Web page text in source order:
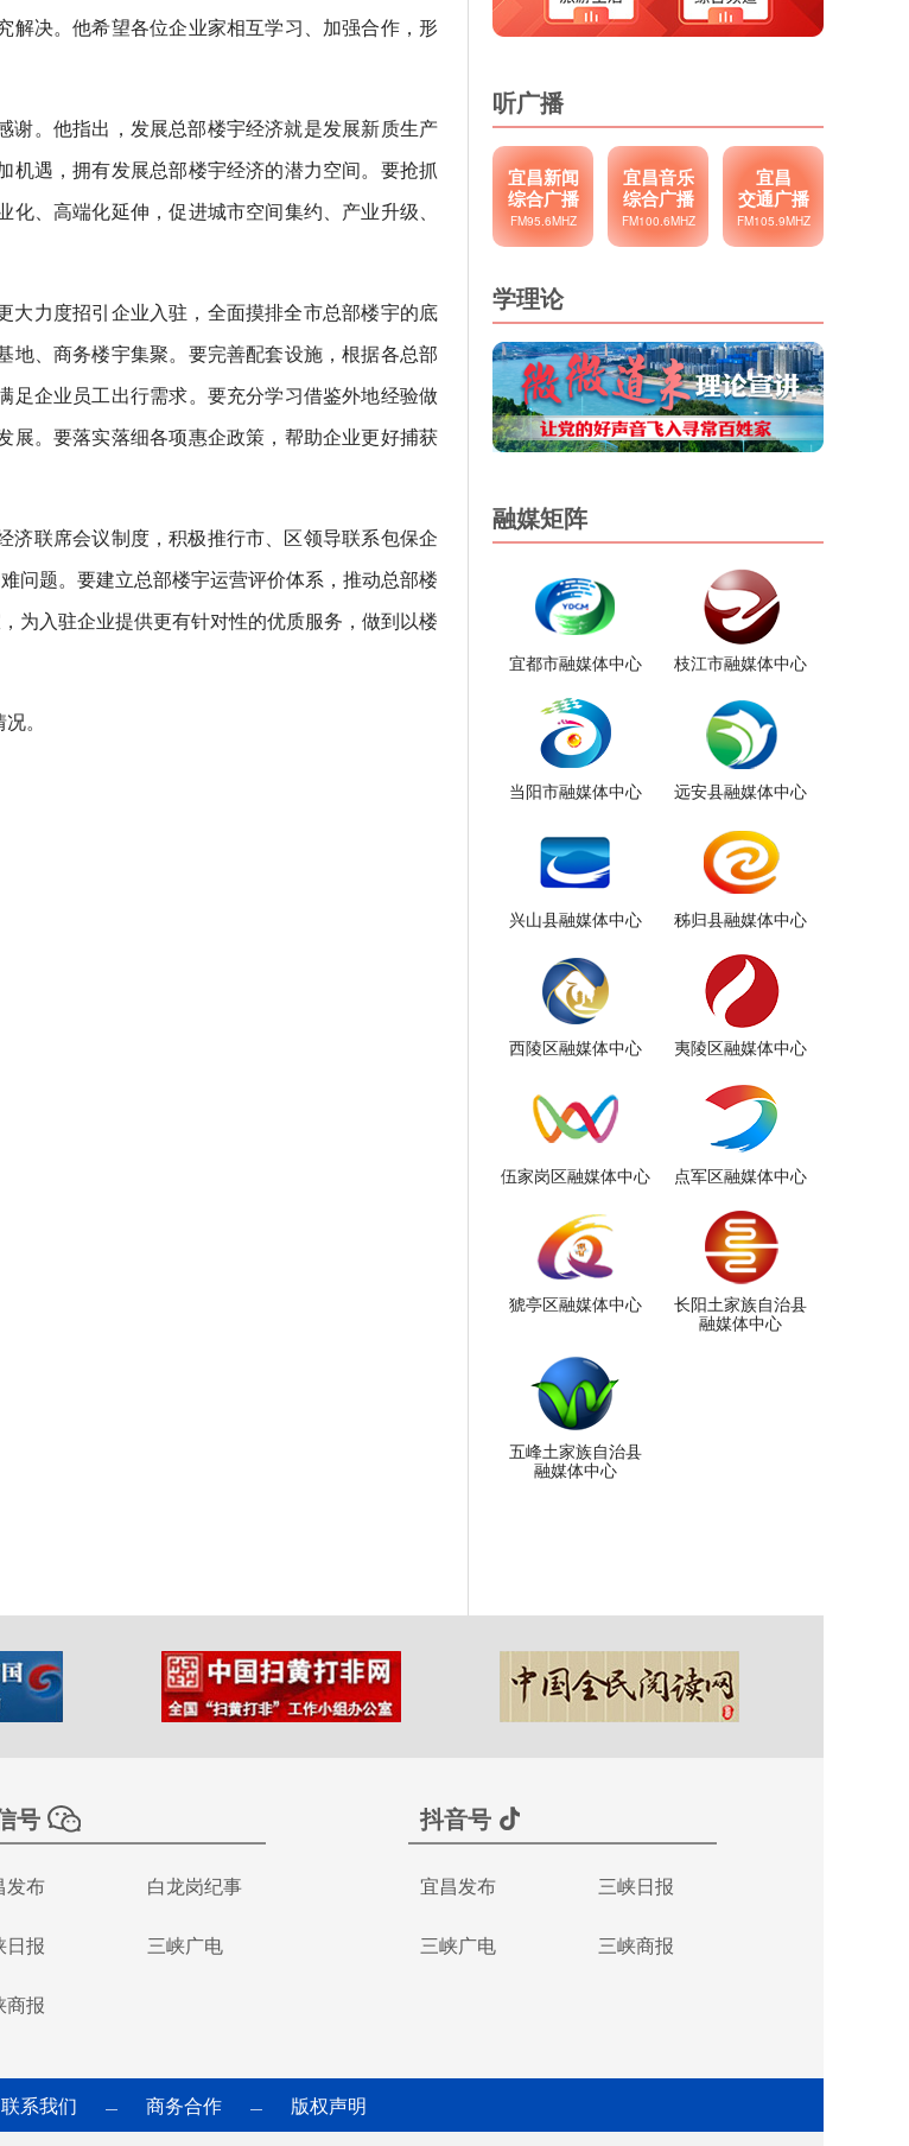
解决。他希望各位企业家相互学习、加强合作，形
谢。他指出，发展总部楼宇经济就是发展新质生产
遇，拥有发展总部楼宇经济的潜力空间。要抢抓
、高端化延伸，促进城市空间集约、产业升级、
大力度招引企业入驻，全面摸排全市总部楼宇的底
、商务楼宇集聚。要完善配套设施，根据各总部
足企业员工出行需求。要充分学习借鉴外地经验做
展。要落实落细各项惠企政策，帮助企业更好捕获
联席会议制度，积极推行市、区领导联系包保企
问题。要建立总部楼宇运营评价体系，推动总部楼
为入驻企业提供更有针对性的优质服务，做到以楼
。
听广播
宜昌新闻
综合广播
FM95.6MHZ
宜昌音乐
综合广播
FM100.6MHZ
宜昌
交通广播
FM105.9MHZ
学理论
融媒矩阵
宜都市融媒体中心 枝江市融媒体中心
当阳市融媒体中心 远安县融媒体中心
兴山县融媒体中心 秭归县融媒体中心
西陵区融媒体中心 夷陵区融媒体中心
伍家岗区融媒体中心 点军区融媒体中心
猇亭区融媒体中心
长阳土家族自治县
融媒体中心
五峰土家族自治县
融媒体中心
号
发布 白龙岗纪事
日报 三峡广电
商报
抖音号
宜昌发布 三峡日报
三峡广电 三峡商报
联系我们 — 商务合作 — 版权声明